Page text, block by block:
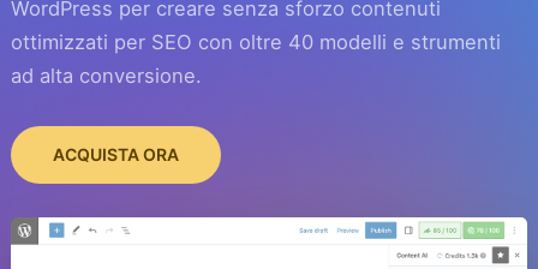
WordPress per creare senza sforzo contenuti
ottimizzati per SEO con oltre 40 modelli e strumenti
ad alta conversione.
ACQUISTA ORA